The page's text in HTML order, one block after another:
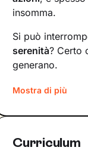
insomma.
Si può
serenità? Certo
generano.
Il mio compito
vita. Ti
Mostra di più
Curriculum